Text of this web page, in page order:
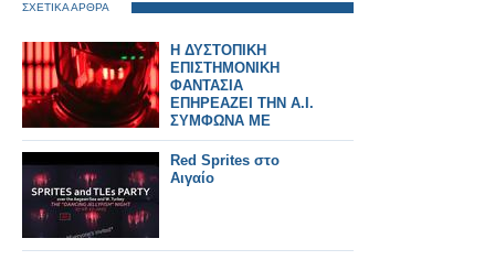
ΣΧΕΤΙΚΑ ΑΡΘΡΑ
Η ΔΥΣΤΟΠΙΚΗ
ΕΠΙΣΤΗΜΟΝΙΚΗ
ΦΑΝΤΑΣΙΑ
ΕΠΗΡΕΑΖΕΙ ΤΗΝ Α.Ι.
ΣΥΜΦΩΝΑ ΜΕ
ΕΡΕΥΝΕΣ
Red Sprites στο
Αιγαίο